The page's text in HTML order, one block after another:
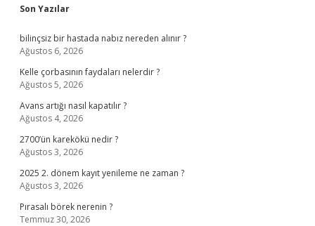
Sidebar
Son Yazılar
bilinçsiz bir hastada nabız nereden alınır ?
Ağustos 6, 2026
Kelle çorbasının faydaları nelerdir ?
Ağustos 5, 2026
Avans artığı nasıl kapatılır ?
Ağustos 4, 2026
2700’ün karekökü nedir ?
Ağustos 3, 2026
2025 2. dönem kayıt yenileme ne zaman ?
Ağustos 3, 2026
Pırasalı börek nerenin ?
Temmuz 30, 2026